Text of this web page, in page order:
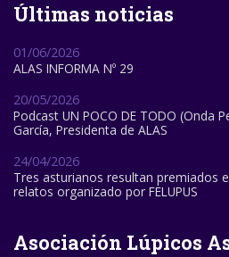
Últimas noticias
01/06/2026
ALAS INFORMA Nº 29
20/05/2026
Podcast UN POCO DE TODO (Onda
García, Presidenta de ALAS
24/04/2026
Tres asturianos resultan premiados
relatos organizado por FELUPUS
Asociación Lúpicos